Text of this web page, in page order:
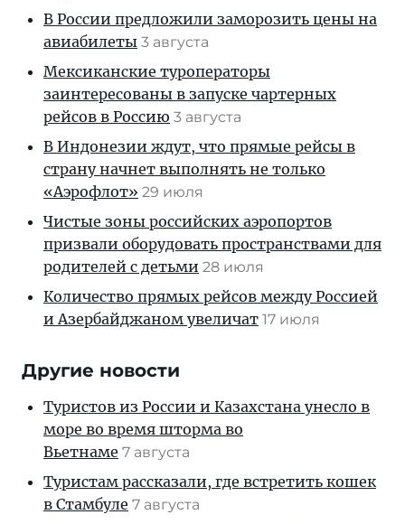
В России предложили заморозить цены на
авиабилеты 3 августа
Мексиканские туроператоры
заинтересованы в запуске чартерных
рейсов в Россию 3 августа
В Индонезии ждут, что прямые рейсы в
страну начнет выполнять не только
«Аэрофлот» 29 июля
Чистые зоны российских аэропортов
призвали оборудовать пространствами для
родителей с детьми 28 июля
Количество прямых рейсов между Россией
и Азербайджаном увеличат 17 июля
Другие новости
Туристов из России и Казахстана унесло в
море во время шторма во
Вьетнаме 7 августа
Туристам рассказали, где встретить кошек
в Стамбуле 7 августа